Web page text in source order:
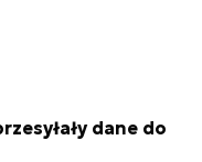
dane do